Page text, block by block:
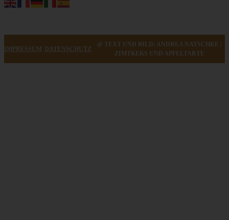
IMPRESSUM DATENSCHUTZ
@ TEXT UND BILD: ANDREA NATSCHKE |
ZIMTKEKS UND APFELTARTE